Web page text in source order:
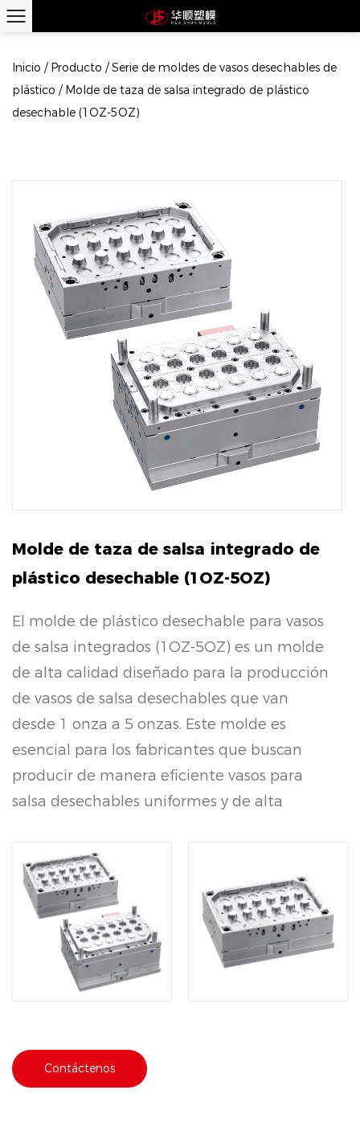
Inicio / Producto /Serie de moldes de vasos desechables de
plástico / Molde de taza de salsa integrado de plástico
desechable (1OZ-5OZ)
Molde de taza de salsa integrado de
plástico desechable (1OZ-5OZ)
El molde de plástico desechable para vasos
de salsa integrados (1OZ-5OZ) es un molde
de alta calidad diseñado para la producción
de vasos de salsa desechables que van
desde 1 onza a 5 onzas. Este molde es
esencial para los fabricantes que buscan
producir de manera eficiente vasos para
salsa desechables uniformes y de alta
duraderos, el molde garantiza longevidad y
rendimiento constante.
Contáctenos